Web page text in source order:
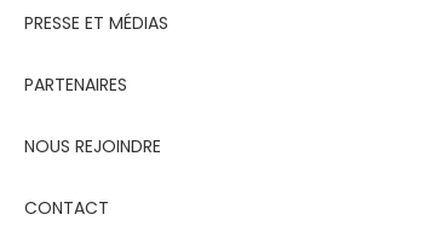
PRESSE ET MÉDIAS
PARTENAIRES
NOUS REJOINDRE
CONTACT